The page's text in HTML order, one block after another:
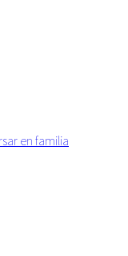
en familia